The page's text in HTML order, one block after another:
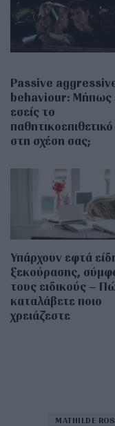
Passive
behaviour: Μήπως
εσείς το
στη σχέση σας;
Υπάρχουν εφτά
ξεκούρασης,
τους ειδικούς –
καταλάβετε ποιο
χρειάζεστε
MATHILDE